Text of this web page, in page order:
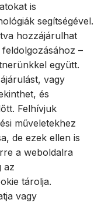
is
segítségével.
hozzájárulhat
–
együtt.
vagy
és
Felhívjuk
műveletekhez
de ezek ellen is
a weboldalra
az
tárolja.
vagy